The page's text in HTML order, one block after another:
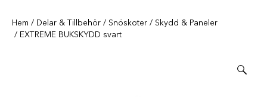
Hem / Delar & Tillbehör / Snöskoter / Skydd & Paneler
/ EXTREME BUKSKYDD svart